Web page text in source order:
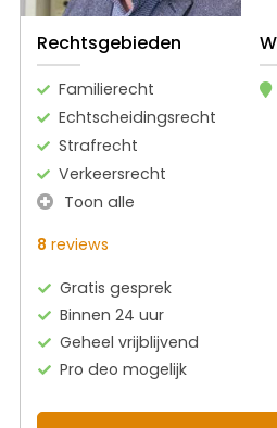
Rechtsgebieden
Familierecht
Echtscheidingsrecht
Strafrecht
Verkeersrecht
Toon alle
8 reviews
Gratis gesprek
Binnen 24 uur
Geheel vrijblijvend
Pro deo mogelijk